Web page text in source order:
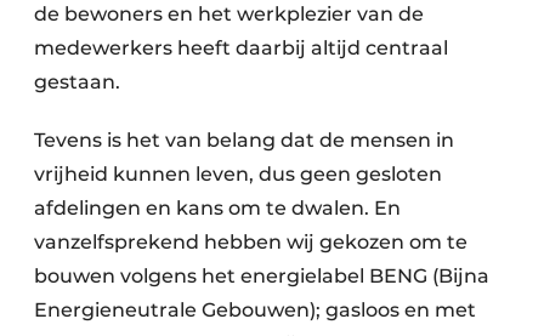
de bewoners en het werkplezier van de
medewerkers heeft daarbij altijd centraal
gestaan.
Tevens is het van belang dat de mensen in
vrijheid kunnen leven, dus geen gesloten
afdelingen en kans om te dwalen. En
vanzelfsprekend hebben wij gekozen om te
bouwen volgens het energielabel BENG (Bijna
Energieneutrale Gebouwen); gasloos en met